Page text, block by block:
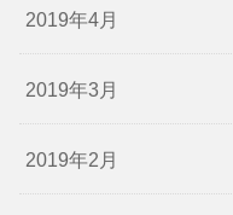
2019年4月
2019年3月
2019年2月